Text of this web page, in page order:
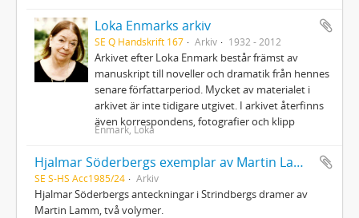
Loka Enmarks arkiv
SE Q Handskrift 167 Arkiv 1932 - 2012
Arkivet efter Loka Enmark består främst av
manuskript till noveller och dramatik från hennes
senare författarperiod. Mycket av materialet i
arkivet är inte tidigare utgivet. I arkivet återfinns
även korrespondens, fotografier och klipp
Enmark, Loka
Hjalmar Söderbergs exemplar av Martin Lamms Strindbergs dramer
SE S-HS Acc1985/24 Arkiv
Hjalmar Söderbergs anteckningar i Strindbergs dramer av
Martin Lamm, två volymer.